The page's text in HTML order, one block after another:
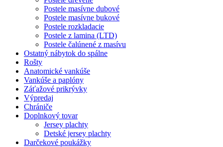
Postele masívne dubové
Postele masívne bukové
Postele rozkladacie
Postele z lamina (LTD)
Postele čalúnené z masívu
Ostatný nábytok do spálne
Rošty
Anatomické vankúše
Vankúše a paplóny
Záťažové prikrývky
Výpredaj
Chrániče
Doplnkový tovar
Jersey plachty
Detské jersey plachty
Darčekové poukážky